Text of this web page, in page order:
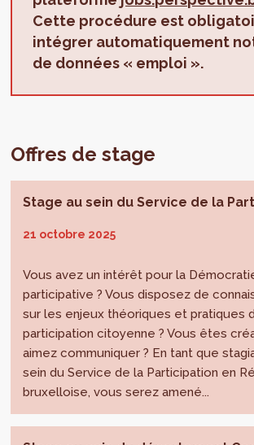
Cette procédure est
intégrer automatiquement
de données « emploi ».
Offres de stage
Stage au sein du Service de la
21 octobre 2025
Vous avez un intérêt pour la
participative ? Vous disposez de
sur les enjeux théoriques et pratiques
participation citoyenne ? Vous êtes
aimez communiquer ? En tant que
sein du Service de la Participation en
bruxelloise, vous serez amené...